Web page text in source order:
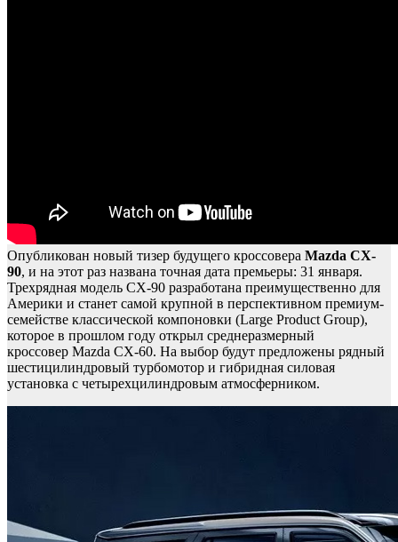
Опубликован новый тизер будущего кроссовера Mazda CX-
90, и на этот раз названа точная дата премьеры: 31 января.
Трехрядная модель CX-90 разработана преимущественно для
Америки и станет самой крупной в перспективном премиум-
семействе классической компоновки (Large Product Group),
которое в прошлом году открыл среднеразмерный
кроссовер Mazda CX-60. На выбор будут предложены рядный
шестицилиндровый турбомотор и гибридная силовая
установка с четырехцилиндровым атмосферником.